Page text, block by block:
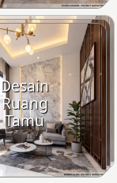
Desain
Ruang
Tamu